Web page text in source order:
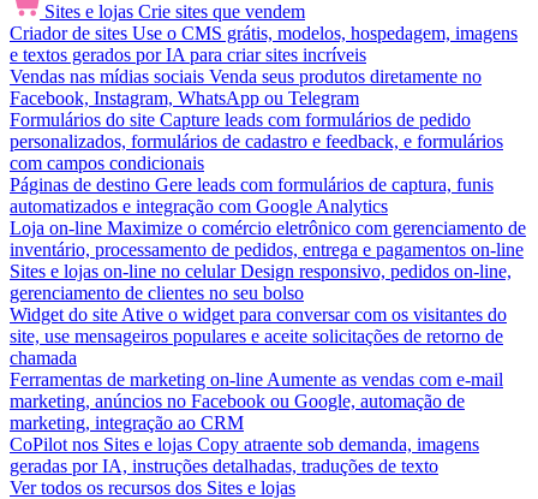
Sites e lojas Crie sites que vendem
Criador de sites Use o CMS grátis, modelos, hospedagem, imagens
e textos gerados por IA para criar sites incríveis
Vendas nas mídias sociais Venda seus produtos diretamente no
Facebook, Instagram, WhatsApp ou Telegram
Formulários do site Capture leads com formulários de pedido
personalizados, formulários de cadastro e feedback, e formulários
com campos condicionais
Páginas de destino Gere leads com formulários de captura, funis
automatizados e integração com Google Analytics
Loja on-line Maximize o comércio eletrônico com gerenciamento de
inventário, processamento de pedidos, entrega e pagamentos on-line
Sites e lojas on-line no celular Design responsivo, pedidos on-line,
gerenciamento de clientes no seu bolso
Widget do site Ative o widget para conversar com os visitantes do
site, use mensageiros populares e aceite solicitações de retorno de
chamada
Ferramentas de marketing on-line Aumente as vendas com e-mail
marketing, anúncios no Facebook ou Google, automação de
marketing, integração ao CRM
CoPilot nos Sites e lojas Copy atraente sob demanda, imagens
geradas por IA, instruções detalhadas, traduções de texto
Ver todos os recursos dos Sites e lojas